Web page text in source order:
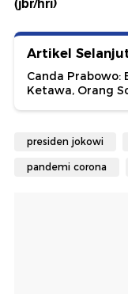
Artikel
Canda Prabowo:
Ketawa, Orang
presiden jokowi
pandemi corona